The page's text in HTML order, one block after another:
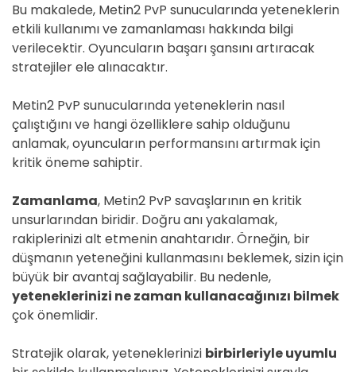
Bu makalede, Metin2 PvP sunucularında yeteneklerin
etkili kullanımı ve zamanlaması hakkında bilgi
verilecektir. Oyuncuların başarı şansını artıracak
stratejiler ele alınacaktır.
Metin2 PvP sunucularında yeteneklerin nasıl
çalıştığını ve hangi özelliklere sahip olduğunu
anlamak, oyuncuların performansını artırmak için
kritik öneme sahiptir.
Zamanlama, Metin2 PvP savaşlarının en kritik
unsurlarından biridir. Doğru anı yakalamak,
rakiplerinizi alt etmenin anahtarıdır. Örneğin, bir
düşmanın yeteneğini kullanmasını beklemek, sizin için
büyük bir avantaj sağlayabilir. Bu nedenle,
yeteneklerinizi ne zaman kullanacağınızı bilmek
çok önemlidir.
Stratejik olarak, yeteneklerinizi birbirleriyle uyumlu